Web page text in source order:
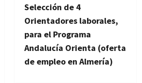
g
a
c
Selección de 4
Orientadores laborales,
para el Programa
Andalucía Orienta (oferta
de empleo en Almería)